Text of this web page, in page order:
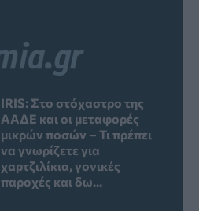
IRIS: Στο στόχαστρο της
ΑΑΔΕ και οι μεταφορές
μικρών ποσών – Τι πρέπει
να γνωρίζετε για
χαρτζιλίκια, γονικές
παροχές και δω...